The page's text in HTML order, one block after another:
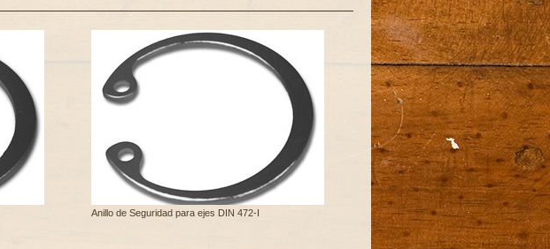
Anillo de Seguridad para ejes DIN 472-I